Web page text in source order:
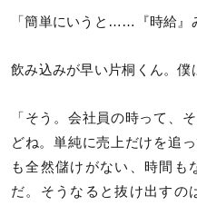
「簡単にいうと……『時給』
飲み込みが早い片桐くん。僕
「そう。会社員の時って、
どね。単純に売上だけを追
も全然儲けがない、時間も
だ。そうなると抜け出すの